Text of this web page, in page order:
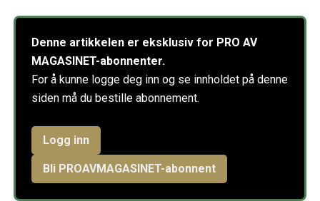
Denne artikkelen er eksklusiv for PRO AV
MAGASINET-abonnenter.
For å kunne logge deg inn og se innholdet på denne
siden må du bestille abonnement.
Logg inn
Bli PROAVMAGASINET-abonnent